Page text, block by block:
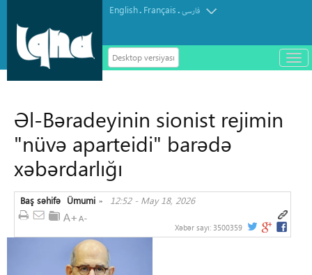
English. Français.فارسی
Desktop versiyası
باز
و
Əl-Bəradeyinin sionist rejimin
"nüvə aparteidi" barədə
xəbərdarlığı
Baş səhifə »
Ümumi 12:52 - May 18, 2026
Xəbər sayı: 3500359